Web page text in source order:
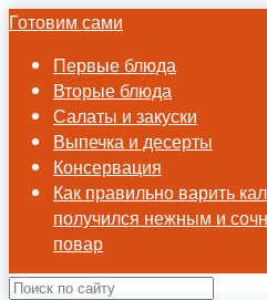
Готовим сами
Первые блюда
Вторые блюда
Салаты и закуски
Выпечка и десерты
Консервация
Как правильно варить
получился нежным и
повар